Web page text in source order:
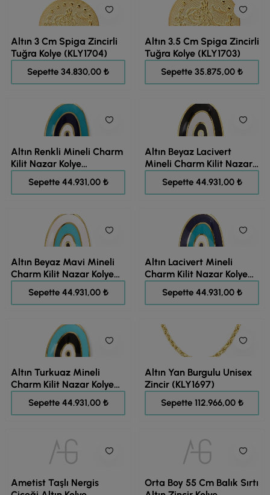
Altın 3 Cm Spiga Zincirli
Tuğra Kolye (KLY1704)
Sepette 34.830,00 ₺
Altın 3.5 Cm Spiga Zincirli
Tuğra Kolye (KLY1703)
Sepette 35.875,00 ₺
Altın Renkli Mineli Charm
Kilit Nazar Kolye
(KLY1702)
Sepette 44.931,00 ₺
Altın Beyaz Lacivert
Mineli Charm Kilit Nazar
Kolye (KLY1701)
Sepette 44.931,00 ₺
Altın Beyaz Mavi Mineli
Charm Kilit Nazar Kolye
(KLY1700)
Sepette 44.931,00 ₺
Altın Lacivert Mineli
Charm Kilit Nazar Kolye
(KLY1699)
Sepette 44.931,00 ₺
Altın Turkuaz Mineli
Charm Kilit Nazar Kolye
(KLY1698)
Sepette 44.931,00 ₺
Altın Yan Burgulu Unisex
Zincir (KLY1697)
Sepette 112.966,00 ₺
Ametist Taşlı Nergis
Orta Boy 55 Cm Balık Sırtı